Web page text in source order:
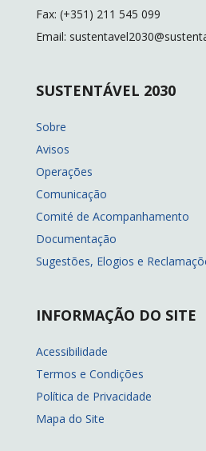
Fax: (+351) 211 545 099
Email:
SUSTENTÁVEL 2030
Sobre
Avisos
Operações
Comunicação
Comité de Acompanhamento
Documentação
Sugestões, Elogios e
INFORMAÇÃO DO SITE
Acessibilidade
Termos e Condições
Política de Privacidade
Mapa do Site